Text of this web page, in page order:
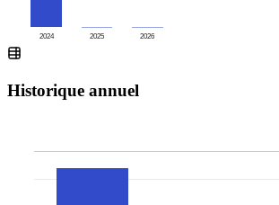
2024 2025 2026
Historique annuel